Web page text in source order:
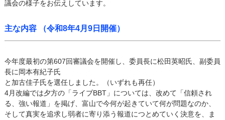
議会の様子をお伝えしています。
主な内容 （令和8年4月9日開催）
今年度最初の第607回審議会を開催し、委員長に松田英昭氏、副委員
長に岡本有紀子氏
と加古佳子氏を選任しました。（いずれも再任）
4月改編では夕方の「ライブBBT」については、改めて「信頼され
る、強い報道」を掲げ、富山で今何が起きていて何が問題なのか、
そして真実を追求し弱者に寄り添う報道につとめていく決意を、ま